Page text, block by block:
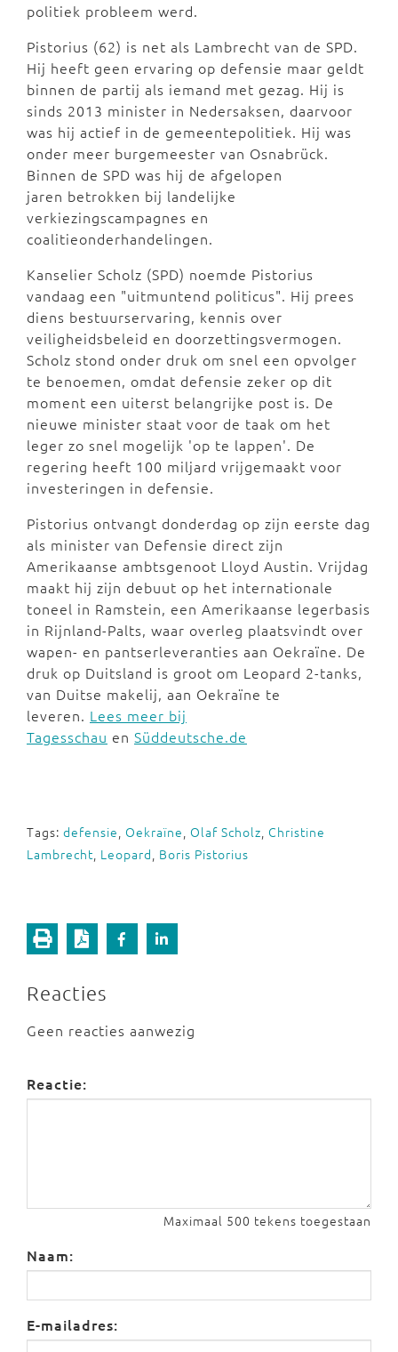
politiek probleem werd.
Pistorius (62) is net als Lambrecht van de SPD.
Hij heeft geen ervaring op defensie maar geldt
binnen de partij als iemand met gezag. Hij is
sinds 2013 minister in Nedersaksen, daarvoor
was hij actief in de gemeentepolitiek. Hij was
onder meer burgemeester van Osnabrück.
Binnen de SPD was hij de afgelopen
jaren betrokken bij landelijke
verkiezingscampagnes en
coalitieonderhandelingen.
Kanselier Scholz (SPD) noemde Pistorius
vandaag een "uitmuntend politicus". Hij prees
diens bestuurservaring, kennis over
veiligheidsbeleid en doorzettingsvermogen.
Scholz stond onder druk om snel een opvolger
te benoemen, omdat defensie zeker op dit
moment een uiterst belangrijke post is. De
nieuwe minister staat voor de taak om het
leger zo snel mogelijk 'op te lappen'. De
regering heeft 100 miljard vrijgemaakt voor
investeringen in defensie.
Pistorius ontvangt donderdag op zijn eerste dag
als minister van Defensie direct zijn
Amerikaanse ambtsgenoot Lloyd Austin. Vrijdag
maakt hij zijn debuut op het internationale
toneel in Ramstein, een Amerikaanse legerbasis
in Rijnland-Palts, waar overleg plaatsvindt over
wapen- en pantserleveranties aan Oekraïne. De
druk op Duitsland is groot om Leopard 2-tanks,
van Duitse makelij, aan Oekraïne te
leveren. Lees meer bij
Tagesschau en Süddeutsche.de
Tags: defensie, Oekraïne, Olaf Scholz, Christine
Lambrecht, Leopard, Boris Pistorius
Reacties
Geen reacties aanwezig
Reactie:
Maximaal 500 tekens toegestaan
Naam:
E-mailadres: